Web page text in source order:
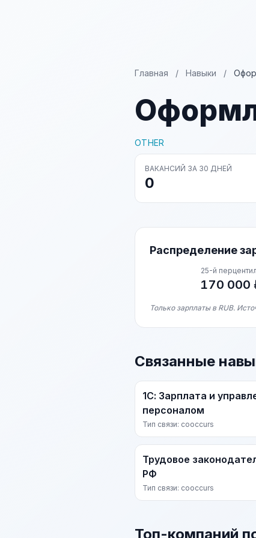
Главная / Навыки /
OTHER
ВАКАНСИЙ ЗА 30 ДНЕЙ
0
Распределение
25-й
170 000
Только зарплаты в RUB.
Связанные
1С: Зарплата и
персоналом
Тип связи: cooccurs
Трудовое
РФ
Тип связи: cooccurs
Топ-компаний